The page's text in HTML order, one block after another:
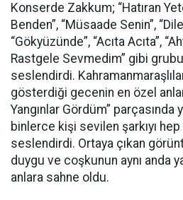
Konserde Zakkum; “Hatıran
Benden”, “Müsaade Senin”,
“Gökyüzünde”, “Acıta Acıta”,
Rastgele Sevmedim” gibi
seslendirdi.
gösterdiği gecenin en özel
Yangınlar Gördüm” parçasında
binlerce kişi sevilen şarkıyı hep
seslendirdi. Ortaya çıkan
duygu ve coşkunun aynı anda
anlara sahne oldu.